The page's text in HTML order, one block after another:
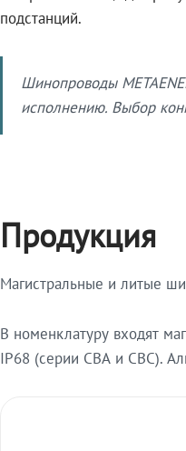
подстанций.
Шинопроводы
исполнению. Выбор
Продукция
Магистральные и литые
В номенклатуру входят
IP68 (серии СВА и СВС).